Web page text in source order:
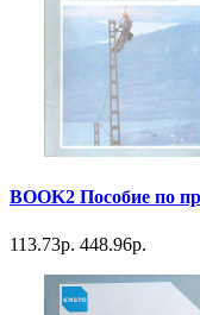
BOOK2 Пособие по
113.73р. 448.96р.